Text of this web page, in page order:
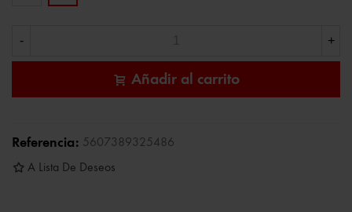
- +
Añadir al carrito
Referencia: 5607389325486
A Lista De Deseos